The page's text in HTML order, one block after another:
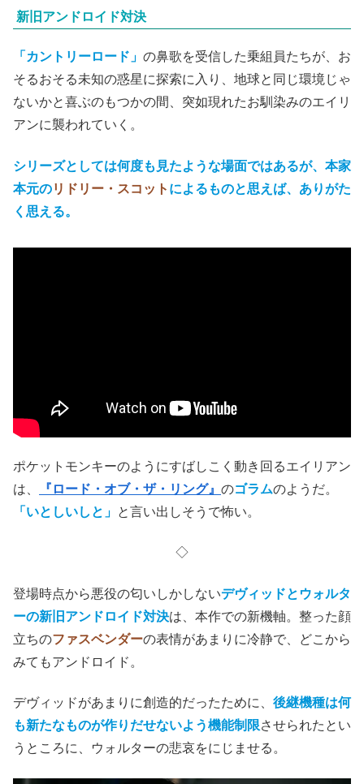
新旧アンドロイド対決
「カントリーロード」 の鼻歌を受信した乗組員たちが、お
そるおそる未知の惑星に探索に入り、地球と同じ環境じゃ
ないかと喜ぶのもつかの間、突如現れたお馴染みのエイリ
アンに襲われていく。
シリーズとしては何度も見たような場面ではあるが、本家
本元のリドリー・スコット によるものと思えば、ありがた
く思える。
ポケットモンキーのようにすばしこく動き回るエイリアン
は、
『ロード・オブ・ザ・リング』 のゴラムのようだ。
「いとしいしと」 と言い出しそうで怖い。
◇
登場時点から悪役の匂いしかしないデヴィッドとウォルタ
ーの新旧アンドロイド対決は、本作での新機軸。整った顔
立ちのファスベンダーの表情があまりに冷静で、どこから
みてもアンドロイド。
デヴィッドがあまりに創造的だったために、 後継機種は何
も新たなものが作りだせないよう機能制限させられたとい
うところに、ウォルターの悲哀をにじませる。